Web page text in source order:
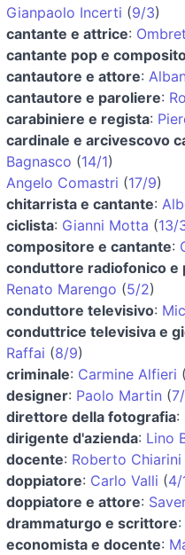
Gianpaolo Incerti (9/3)
cantante e attrice:
cantante pop e
cantautore e attore:
cantautore e paroliere:
carabiniere e regista:
cardinale e arcivescovo
Bagnasco (14/1)
Angelo Comastri (17/9)
chitarrista e cantante:
ciclista: Gianni Motta (13/
compositore e cantante:
conduttore radiofonico
Renato Marengo (5/2)
conduttore televisivo:
conduttrice televisiva e
Raffai (8/9)
criminale: Carmine Alfieri (
designer: Paolo Martin (
direttore della fotografia:
dirigente d'azienda: Lino
docente: Roberto Chiarini
doppiatore: Carlo Valli (4/
doppiatore e attore:
drammaturgo e scrittore:
economista e docente: